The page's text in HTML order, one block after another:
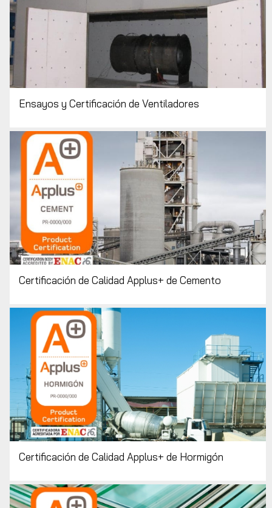
Ensayos y Certificación de Ventiladores
Certificación de Calidad Applus+ de Cemento
Certificación de Calidad Applus+ de Hormigón